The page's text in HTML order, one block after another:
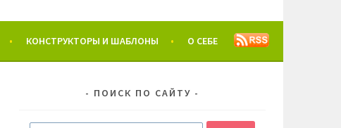
КОНСТРУКТОРЫ И ШАБЛОНЫ О СЕБЕ
ПОИСК ПО САЙТУ